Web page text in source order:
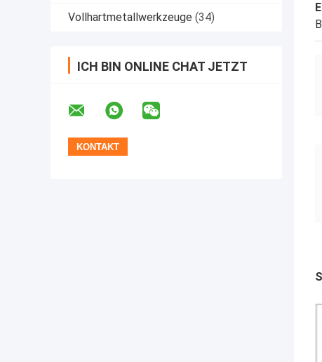
Vollhartmetallwerkzeuge (34)
ICH BIN ONLINE CHAT JETZT